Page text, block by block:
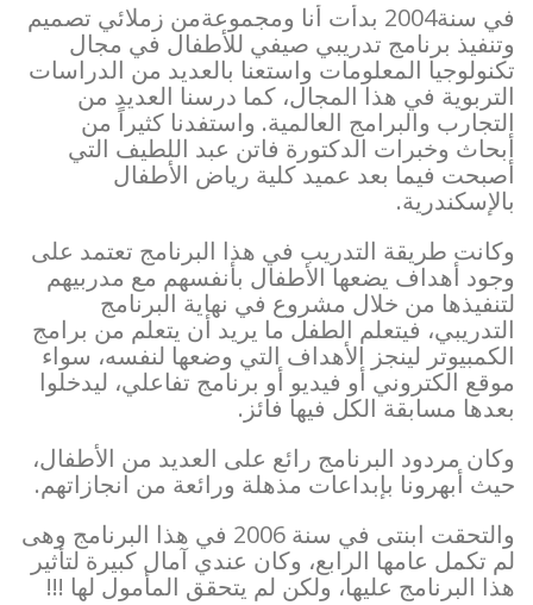
في سنة2004 بدأت أنا ومجموعةمن زملائي تصميم
وتنفيذ برنامج تدريبي صيفي للأطفال في مجال
تكنولوجيا المعلومات واستعنا بالعديد من الدراسات
التربوية في هذا المجال، كما درسنا العديد من
التجارب والبرامج العالمية. واستفدنا كثيراً من
أبحاث وخبرات الدكتورة فاتن عبد اللطيف التي
أصبحت فيما بعد عميد كلية رياض الأطفال
بالإسكندرية.
وكانت طريقة التدريب في هذا البرنامج تعتمد على
وجود أهداف يضعها الأطفال بأنفسهم مع مدربيهم
لتنفيذها من خلال مشروع في نهاية البرنامج
التدريبي، فيتعلم الطفل ما يريد أن يتعلم من برامج
الكمبيوتر لينجز الأهداف التي وضعها لنفسه، سواء
موقع الكتروني أو فيديو أو برنامج تفاعلي، ليدخلوا
بعدها مسابقة الكل فيها فائز.
وكان مردود البرنامج رائع على العديد من الأطفال،
حيث أبهرونا بإبداعات مذهلة ورائعة من انجازاتهم.
والتحقت ابنتى في سنة 2006 في هذا البرنامج وهى
لم تكمل عامها الرابع، وكان عندي آمال كبيرة لتأثير
هذا البرنامج عليها، ولكن لم يتحقق المأمول لها !!!